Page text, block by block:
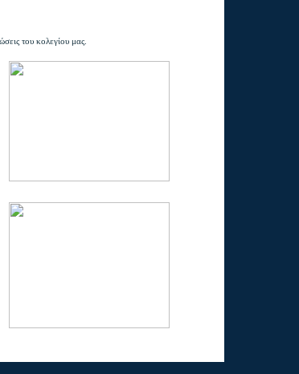
του κολεγίου μας.